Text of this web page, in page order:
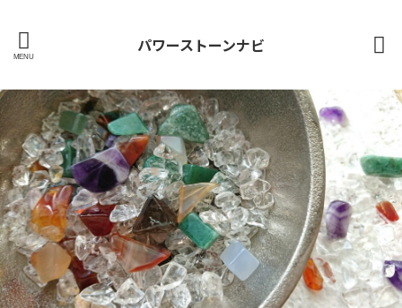
パワーストーンナビ